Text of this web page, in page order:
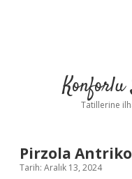
Konforlu
Tatillerine
Pirzola
Tarih: Aralık 13, 2024